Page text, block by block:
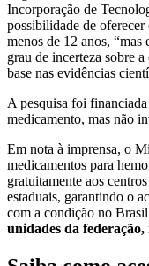
Incorporação de
possibilidade de
menos de 12 anos,
grau de incerteza sobre
base nas evidências
A pesquisa foi
medicamento, mas não
Em nota à imprensa, o
medicamentos para
gratuitamente aos
estaduais, garantindo o
com a condição no
unidades da